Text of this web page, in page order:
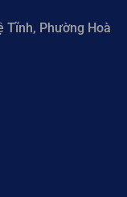
Tĩnh, Phường Hoà